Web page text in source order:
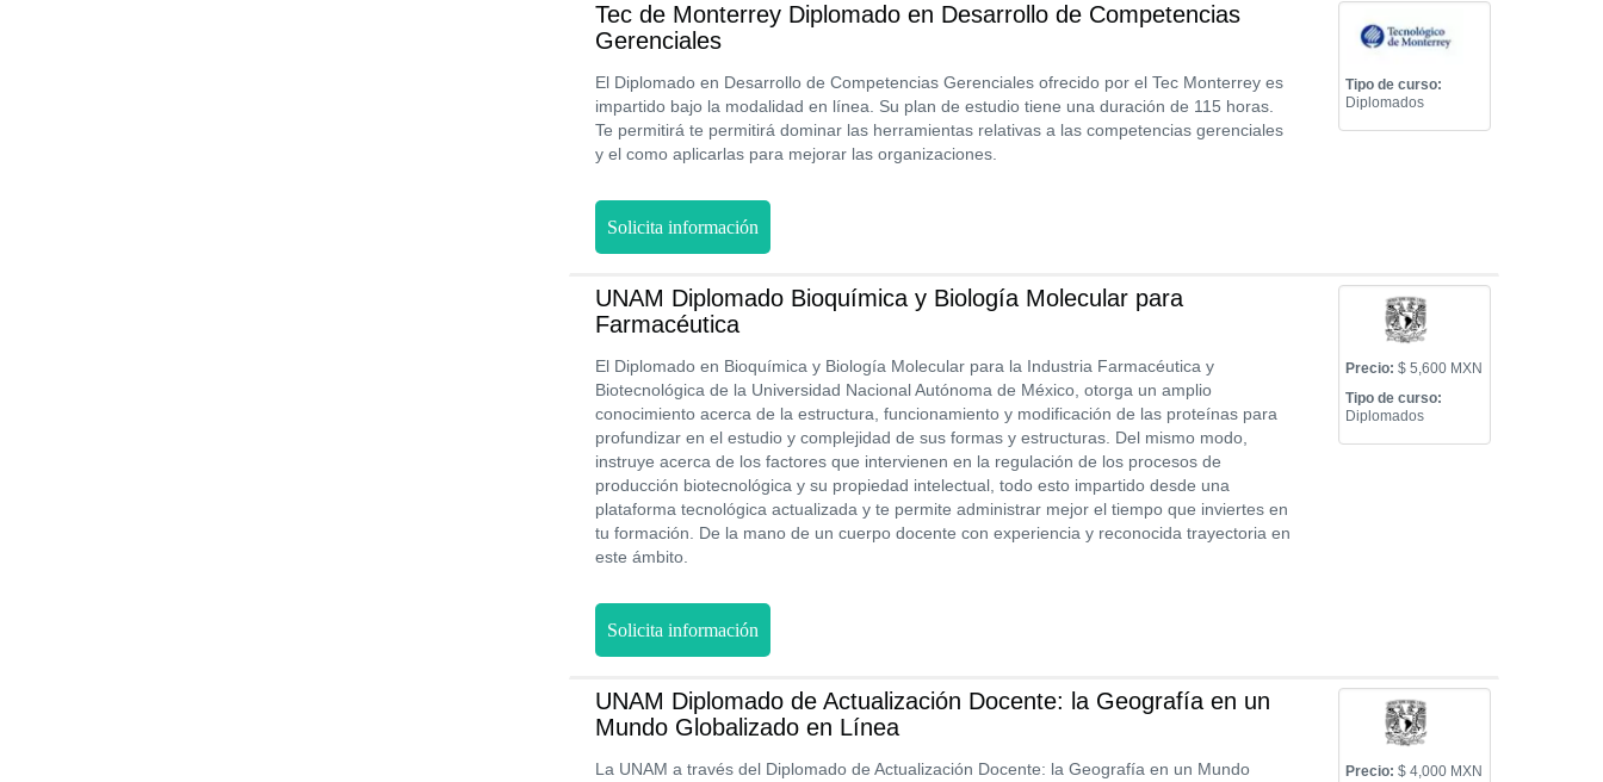
Tec de Monterrey Diplomado en Desarrollo de Competencias
Gerenciales
El Diplomado en Desarrollo de Competencias Gerenciales ofrecido por el Tec Monterrey es
impartido bajo la modalidad en línea. Su plan de estudio tiene una duración de 115 horas.
Te permitirá te permitirá dominar las herramientas relativas a las competencias gerenciales
y el como aplicarlas para mejorar las organizaciones.
Tipo de curso:
Diplomados
Solicita información
UNAM Diplomado Bioquímica y Biología Molecular para
Farmacéutica
El Diplomado en Bioquímica y Biología Molecular para la Industria Farmacéutica y
Biotecnológica de la Universidad Nacional Autónoma de México, otorga un amplio
conocimiento acerca de la estructura, funcionamiento y modificación de las proteínas para
profundizar en el estudio y complejidad de sus formas y estructuras. Del mismo modo,
instruye acerca de los factores que intervienen en la regulación de los procesos de
producción biotecnológica y su propiedad intelectual, todo esto impartido desde una
plataforma tecnológica actualizada y te permite administrar mejor el tiempo que inviertes en
tu formación. De la mano de un cuerpo docente con experiencia y reconocida trayectoria en
este ámbito.
Precio: $ 5,600 MXN
Tipo de curso:
Diplomados
Solicita información
UNAM Diplomado de Actualización Docente: la Geografía en un
Mundo Globalizado en Línea
La UNAM a través del Diplomado de Actualización Docente: la Geografía en un Mundo
Precio: $ 4,000 MXN